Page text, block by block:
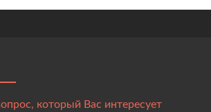
который Вас интересует